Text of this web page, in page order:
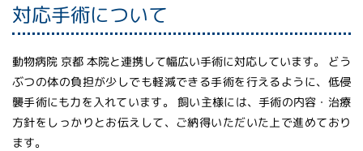
対応手術について
動物病院 京都 本院と連携して幅広い手術に対応しています。 どう
ぶつの体の負担が少しでも軽減できる手術を行えるように、低侵
襲手術にも力を入れています。 飼い主様には、手術の内容・治療
方針をしっかりとお伝えして、ご納得いただいた上で進めており
ます。